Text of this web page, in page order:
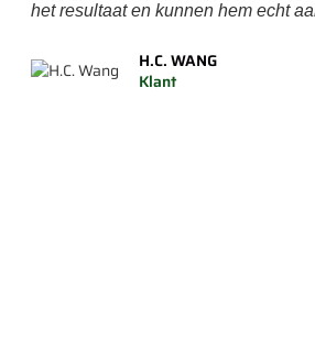
het resultaat en kunnen hem echt
H.C. WANG
Klant